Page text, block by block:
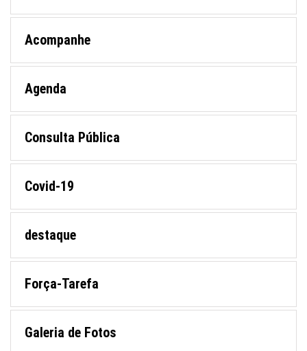
Acompanhe
Agenda
Consulta Pública
Covid-19
destaque
Força-Tarefa
Galeria de Fotos